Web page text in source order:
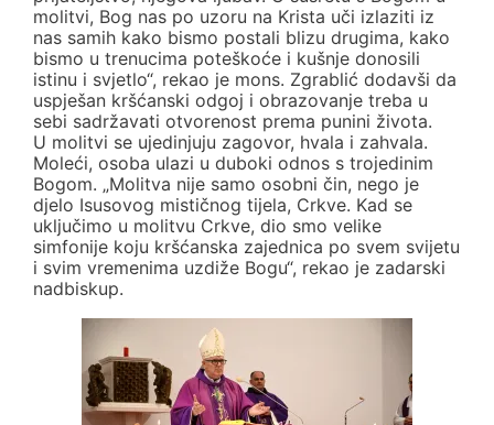
molitvi, Bog nas po uzoru na Krista uči izlaziti iz
nas samih kako bismo postali blizu drugima, kako
bismo u trenucima poteškoće i kušnje donosili
istinu i svjetlo“, rekao je mons. Zgrablić dodavši da
uspješan kršćanski odgoj i obrazovanje treba u
sebi sadržavati otvorenost prema punini života.
U molitvi se ujedinjuju zagovor, hvala i zahvala.
Moleći, osoba ulazi u duboki odnos s trojedinim
Bogom. „Molitva nije samo osobni čin, nego je
djelo Isusovog mističnog tijela, Crkve. Kad se
uključimo u molitvu Crkve, dio smo velike
simfonije koju kršćanska zajednica po svem svijetu
i svim vremenima uzdiže Bogu“, rekao je zadarski
nadbiskup.